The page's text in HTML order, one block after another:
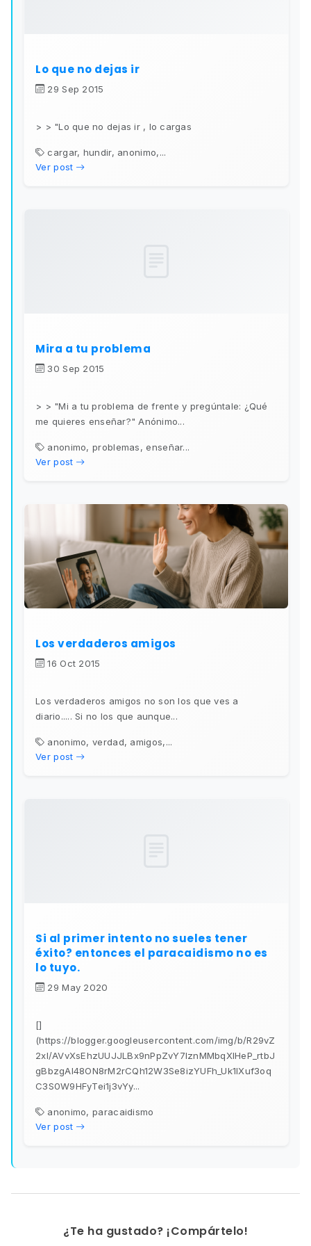
Lo que no dejas ir
29 Sep 2015
> > "Lo que no dejas ir , lo cargas
cargar, hundir, anonimo,...
Ver post
Mira a tu problema
30 Sep 2015
> > "Mi a tu problema de frente y pregúntale: ¿Qué
me quieres enseñar?" Anónimo...
anonimo, problemas, enseñar...
Ver post
Los verdaderos amigos
16 Oct 2015
Los verdaderos amigos no son los que ves a
diario..... Si no los que aunque...
anonimo, verdad, amigos,...
Ver post
Si al primer intento no sueles tener
éxito? entonces el paracaidismo no es
lo tuyo.
29 May 2020
[]
(https://blogger.googleusercontent.com/img/b/R29vZ
2xl/AVvXsEhzUUJJLBx9nPpZvY7lznMMbqXIHeP_rtbJ
gBbzgAl48ON8rM2rCQh12W3Se8izYUFh_Uk1IXuf3oq
C3S0W9HFyTei1j3vYy...
anonimo, paracaidismo
Ver post
¿Te ha gustado? ¡Compártelo!